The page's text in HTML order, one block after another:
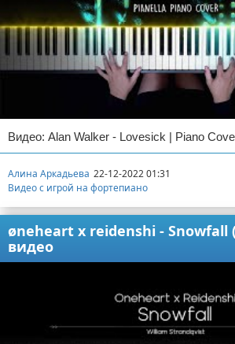
Видео: Alan Walker - Lovesick | Piano
Алина Аркадьева 22-12-2022 01:31
Видео с игрой на фортепиано
øneheart x reidenshi - Snowfall
видео